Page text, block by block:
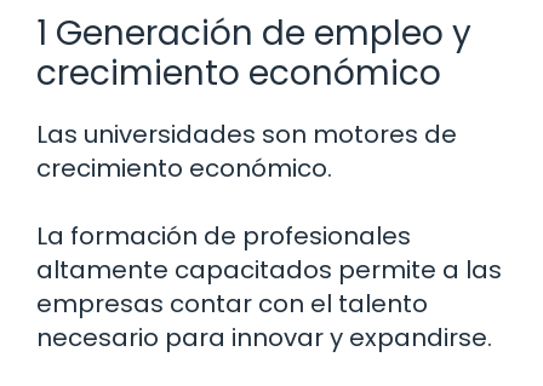
1 Generación de empleo y
crecimiento económico
Las universidades son motores de
crecimiento económico.
La formación de profesionales
altamente capacitados permite a las
empresas contar con el talento
necesario para innovar y expandirse.